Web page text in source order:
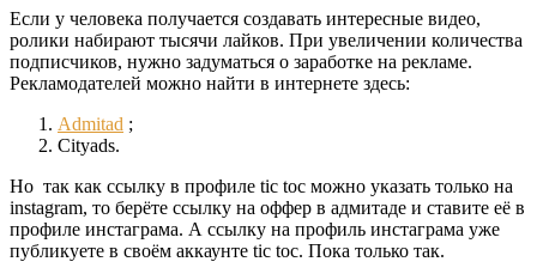
Если у человека получается создавать интересные видео,
ролики набирают тысячи лайков. При увеличении количества
подписчиков, нужно задуматься о заработке на рекламе.
Рекламодателей можно найти в интернете здесь:
Admitad ;
Cityads.
Но так как ссылку в профиле tic toc можно указать только на
instagram, то берёте ссылку на оффер в адмитаде и ставите её в
профиле инстаграма. А ссылку на профиль инстаграма уже
публикуете в своём аккаунте tic toc. Пока только так.